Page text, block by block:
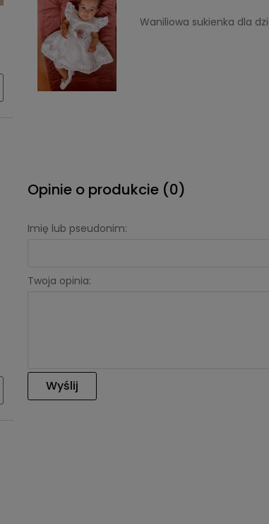
Waniliowa sukienka dla
Opinie o produkcie (0)
Imię lub pseudonim:
Twoja opinia:
Wyślij